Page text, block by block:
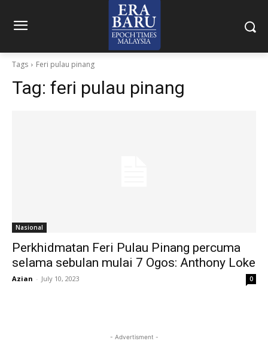
Tags Feri pulau pinang
Tag: feri pulau pinang
Nasional
Perkhidmatan Feri Pulau Pinang percuma
selama sebulan mulai 7 Ogos: Anthony Loke
Azian - July 10, 2023 0
- Advertisment -